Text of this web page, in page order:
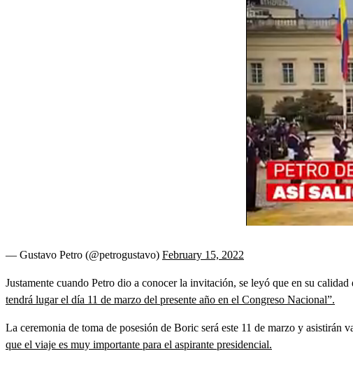
— Gustavo Petro (@petrogustavo) February 15, 2022
Justamente cuando Petro dio a conocer la invitación, se leyó que en su
tendrá lugar el día 11 de marzo del presente año en el Congreso Nacional”.
La ceremonia de toma de posesión de Boric será este 11 de marzo y asistirán
que el viaje es muy importante para el aspirante presidencial.